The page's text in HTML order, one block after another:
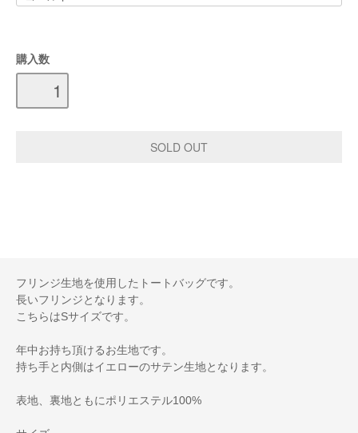
購入数
フリンジ生地を使用したトートバッグです。
長いフリンジとなります。
こちらはSサイズです。
年中お持ち頂けるお生地です。
持ち手と内側はイエローのサテン生地となります。
表地、裏地ともにポリエステル100%